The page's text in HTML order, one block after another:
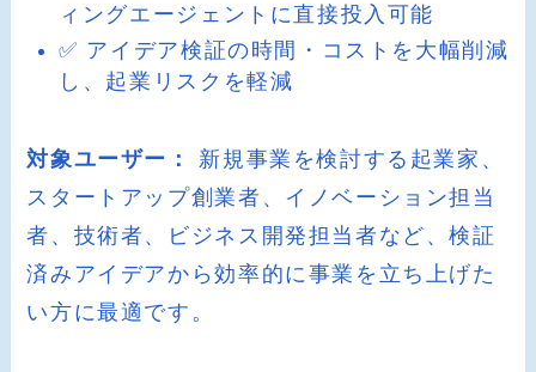
ィングエージェントに直接投入可能
✅ アイデア検証の時間・コストを大幅削減
し、起業リスクを軽減
対象ユーザー：
新規事業を検討する起業家、
スタートアップ創業者、イノベーション担当
者、技術者、ビジネス開発担当者など、検証
済みアイデアから効率的に事業を立ち上げた
い方に最適です。